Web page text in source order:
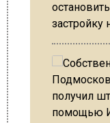
застройку